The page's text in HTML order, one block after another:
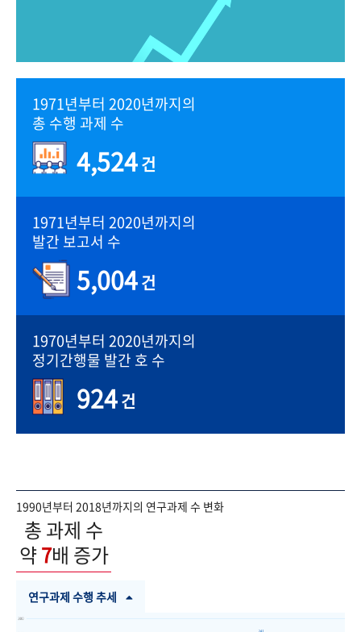
1971년부터 2020년까지의
총 수행 과제 수
4,524건
1971년부터 2020년까지의
발간 보고서 수
5,004건
1970년부터 2020년까지의
정기간행물 발간 호 수
924건
1990년부터 2018년까지의 연구과제 수 변화
총 과제 수
약7배 증가
연구과제 수행 추세